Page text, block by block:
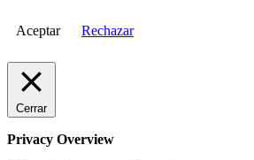
Aceptar Rechazar
Cerrar
Privacy Overview